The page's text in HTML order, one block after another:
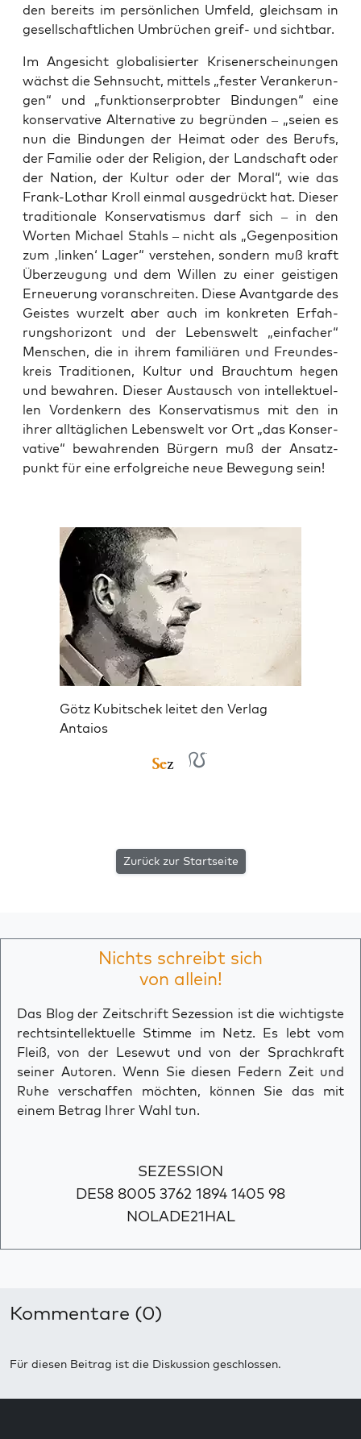
den bereits im per­sön­li­chen Umfeld, gleich­sam in
gesell­schaft­li­chen Umbrü­chen greif- und sichtbar.
Im Ange­sicht glo­ba­li­sier­ter Kri­sen­er­schei­nun­gen
wächst die Sehn­sucht, mit­tels „fes­ter Ver­an­ke­run­
gen“ und „funk­ti­ons­er­prob­ter Bin­dun­gen“ eine
kon­ser­va­ti­ve Alter­na­ti­ve zu begrün­den – „sei­en es
nun die Bin­dun­gen der Hei­mat oder des Berufs,
der Fami­lie oder der Reli­gi­on, der Land­schaft oder
der Nati­on, der Kul­tur oder der Moral“, wie das
Frank-Lothar Kroll ein­mal aus­ge­drückt hat. Die­ser
tra­di­tio­na­le Kon­ser­va­tis­mus darf sich – in den
Wor­ten Micha­el Stahls – nicht als „Gegen­po­si­ti­on
zum ‚lin­ken‘ Lager“ ver­ste­hen, son­dern muß kraft
Über­zeu­gung und dem Wil­len zu einer geis­ti­gen
Erneue­rung vor­an­schrei­ten. Die­se Avant­gar­de des
Geis­tes wur­zelt aber auch im kon­kre­ten Erfah­
rungs­ho­ri­zont und der Lebens­welt „ein­fa­cher“
Men­schen, die in ihrem fami­liä­ren und Freun­des­
kreis Tra­di­tio­nen, Kul­tur und Brauch­tum hegen
und bewah­ren. Die­ser Aus­tausch von intel­lek­tu­el­
len Vor­den­kern des Kon­ser­va­tis­mus mit den in
ihrer all­täg­li­chen Lebens­welt vor Ort „das Kon­ser­
va­ti­ve“ bewah­ren­den Bür­gern muß der Ansatz­
punkt für eine erfolg­rei­che neue Bewe­gung sein!
Götz Kubitschek leitet den Verlag
Antaios
Zurück zur Startseite
Nichts schreibt sich
von allein!
Das Blog der Zeitschrift Sezession ist die wichtigste
rechtsintellektuelle Stimme im Netz. Es lebt vom
Fleiß, von der Lesewut und von der Sprachkraft
seiner Autoren. Wenn Sie diesen Federn Zeit und
Ruhe verschaffen möchten, können Sie das mit
einem Betrag Ihrer Wahl tun.
SEZESSION
DE58 8005 3762 1894 1405 98
NOLADE21HAL
Kommentare (0)
Für diesen Beitrag ist die Diskussion geschlossen.